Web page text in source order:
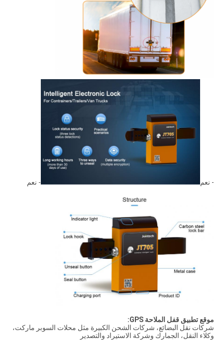
- نعم - نعم
موقع تطبيق قفل الملاحة GPS:
شركات نقل البضائع، شركات الشحن الكبيرة مثل محلات السوبر ماركت،
وكلاء النقل، الجمارك وشركة الاستيراد والتصدير